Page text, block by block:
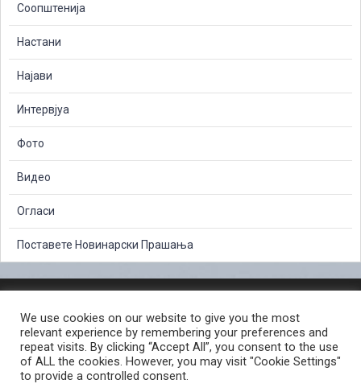
Соопштенија
Настани
Најави
Интервјуа
Фото
Видео
Огласи
Поставете Новинарски Прашања
СЛОБОДЕН ПРИСТАП ДО ИНФОРМАЦИИ ОД ЈАВЕН КАРАКТЕР
ПОСТАПКА ЗА ПРИЈАВА НА КРИВИЧНО ДЕЛО
КОРИСНИ ЛИНКОВИ
ПОЛИТИКА ЗА ПРИВАТНОСТ ВЕБ СТРАНИЦА
We use cookies on our website to give you the most
relevant experience by remembering your preferences and
repeat visits. By clicking “Accept All”, you consent to the use
of ALL the cookies. However, you may visit "Cookie Settings"
to provide a controlled consent.